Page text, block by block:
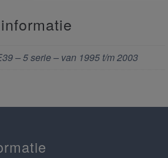
– 5 serie – van 1995 t/m 2003